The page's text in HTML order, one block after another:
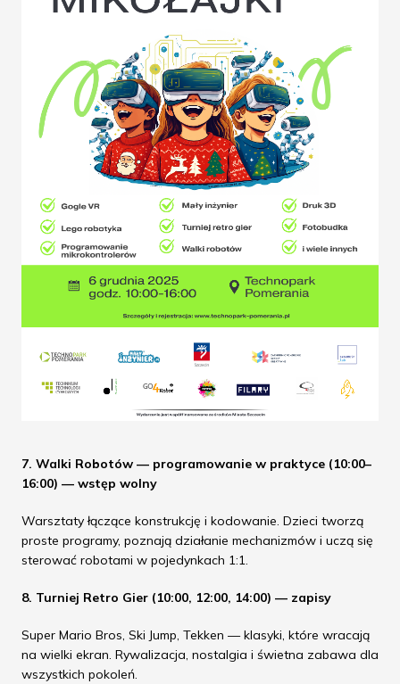
7. Walki Robotów — programowanie w praktyce (10:00–
16:00) — wstęp wolny
Warsztaty łączące konstrukcję i kodowanie. Dzieci tworzą
proste programy, poznają działanie mechanizmów i uczą się
sterować robotami w pojedynkach 1:1.
8. Turniej Retro Gier (10:00, 12:00, 14:00) — zapisy
Super Mario Bros, Ski Jump, Tekken — klasyki, które wracają
na wielki ekran. Rywalizacja, nostalgia i świetna zabawa dla
wszystkich pokoleń.